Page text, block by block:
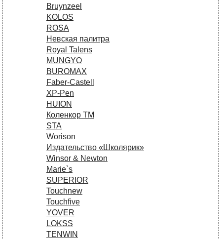
Bruynzeel
KOLOS
ROSA
Невская палитра
Royal Talens
MUNGYO
BUROMAX
Faber-Castell
XP-Pen
HUION
Коленкор ТМ
STA
Worison
Издательство «Школярик»
Winsor & Newton
Marie`s
SUPERIOR
Touchnew
Touchfive
YOVER
LOKSS
TENWIN